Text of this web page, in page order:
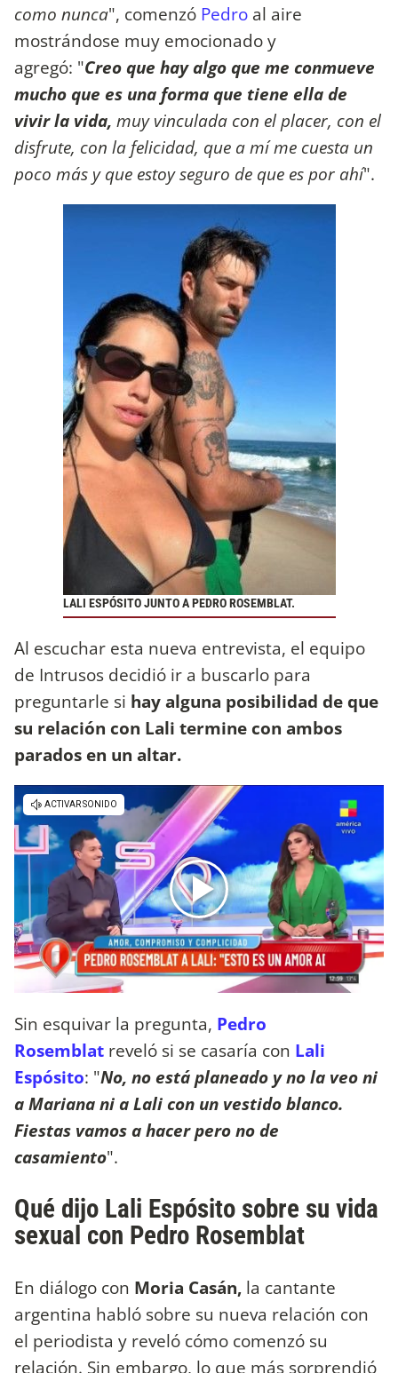
como nunca", comenzó Pedro al aire
mostrándose muy emocionado y
agregó: "Creo que hay algo que me conmueve
mucho que es una forma que tiene ella de
vivir la vida, muy vinculada con el placer, con el
disfrute, con la felicidad, que a mí me cuesta un
poco más y que estoy seguro de que es por ahí".
LALI ESPÓSITO JUNTO A PEDRO ROSEMBLAT.
Al escuchar esta nueva entrevista, el equipo
de Intrusos decidió ir a buscarlo para
preguntarle si hay alguna posibilidad de que
su relación con Lali termine con ambos
parados en un altar.
Sin esquivar la pregunta, Pedro
Rosemblat reveló si se casaría con Lali
Espósito: "No, no está planeado y no la veo ni
a Mariana ni a Lali con un vestido blanco.
Fiestas vamos a hacer pero no de
casamiento".
Qué dijo Lali Espósito sobre su vida
sexual con Pedro Rosemblat
En diálogo con Moria Casán, la cantante
argentina habló sobre su nueva relación con
el periodista y reveló cómo comenzó su
relación. Sin embargo, lo que más sorprendió